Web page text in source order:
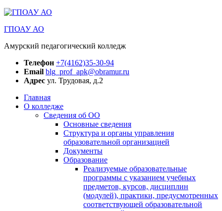
ГПОАУ АО
Амурский педагогический колледж
Телефон +7(4162)35-30-94
Email blg_prof_apk@obramur.ru
Адрес ул. Трудовая, д.2
Главная
О колледже
Сведения об ОО
Основные сведения
Структура и органы управления
образовательной организацией
Документы
Образование
Реализуемые образовательные
программы с указанием учебных
предметов, курсов, дисциплин
(модулей), практики, предусмотренных
соответствующей образовательной